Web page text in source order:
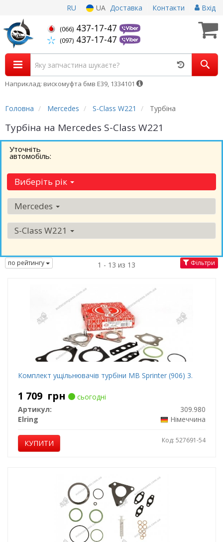
RU UA Доставка Контакти Вхід
(066) 437-17-47
(097) 437-17-47
Наприклад: вискомуфта бмв Е39, 1334101
Головна Mercedes S-Class W221 Турбіна
Турбіна на Mercedes S-Class W221
Уточніть
автомобіль:
Виберіть рік
Mercedes
S-Class W221
по рейтингу 1 - 13 из 13 Фільтри
Комплект ущільнювачів турбіни MB Sprinter (906) 3.
1 709 грн
сьогодні
Артикул:
309.980
Elring
Німеччина
КУПИТИ Код: 527691-54